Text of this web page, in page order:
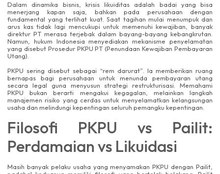
Dalam dinamika bisnis, krisis likuiditas adalah badai yang bisa
menerjang kapan saja, bahkan pada perusahaan dengan
fundamental yang terlihat kuat. Saat tagihan mulai menumpuk dan
arus kas tidak lagi mencukupi untuk memenuhi kewajiban, banyak
direktur PT merasa terjebak dalam bayang-bayang kebangkrutan.
Namun, hukum Indonesia menyediakan mekanisme penyelamatan
yang disebut Prosedur PKPU PT (Penundaan Kewajiban Pembayaran
Utang).
PKPU sering disebut sebagai “rem darurat”. Ia memberikan ruang
bernapas bagi perusahaan untuk menunda pembayaran utang
secara legal guna menyusun strategi restrukturisasi. Memahami
PKPU bukan berarti mengakui kegagalan, melainkan langkah
manajemen risiko yang cerdas untuk menyelamatkan kelangsungan
usaha dan melindungi kepentingan seluruh pemangku kepentingan.
Filosofi PKPU vs Pailit:
Perdamaian vs Likuidasi
Masih banyak pelaku usaha yang menyamakan PKPU dengan Pailit,